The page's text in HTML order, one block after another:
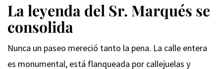
La leyenda del Sr. Marqués se
consolida
Nunca un paseo mereció tanto la pena. La calle entera
es monumental, está flanqueada por callejuelas y